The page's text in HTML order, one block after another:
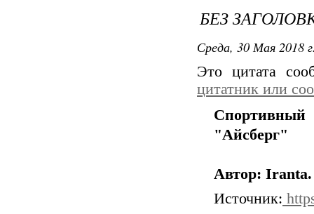
БЕЗ
Среда, 30 Мая 2018
Это цитата
цитатник или
Спортивный
"Айсберг"
Автор: Iranta.
Источник: